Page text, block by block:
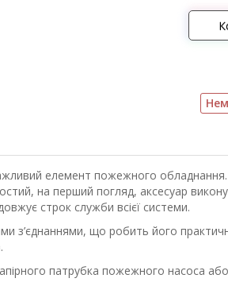
елемент пожежного обладнання.
на перший погляд, аксесуар
строк служби всієї системи.
з’єднаннями, що робить його
патрубка пожежного насоса